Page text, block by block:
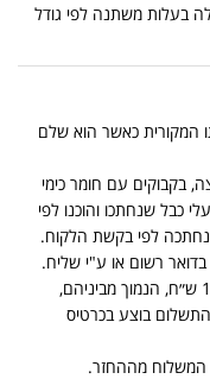
בעלות משתנה לפי גודל
באריזתו המקורית כאשר הוא שלם
בקבוקים עם חומר כימי
כבל שנחתכו והוכנו לפי
לפי בקשת הלקוח.
רשום או ע"י שליח.
הכסף ששולם יוחזר למעט 5% דמי ביטול או 100 ש״ח, הנמוך מביניהם,
בוצע בכרטיס
המשלוח מההחזר.